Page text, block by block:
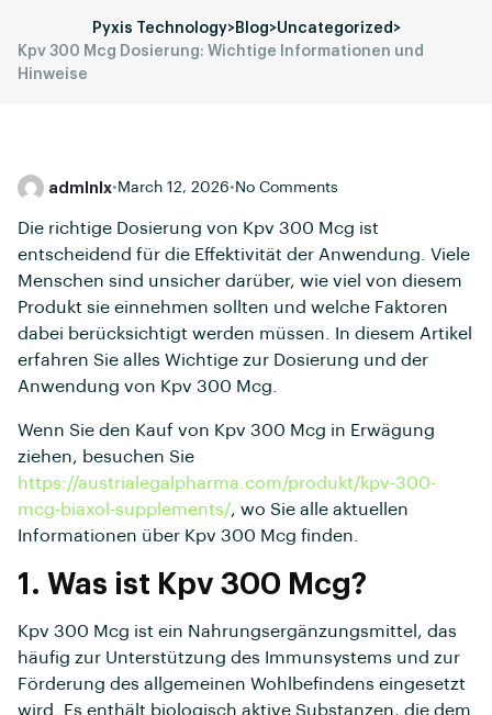
Pyxis Technology>Blog>Uncategorized >
Kpv 300 Mcg Dosierung: Wichtige Informationen und
Hinweise
admlnlx• March 12, 2026• No Comments
Die richtige Dosierung von Kpv 300 Mcg ist
entscheidend für die Effektivität der Anwendung. Viele
Menschen sind unsicher darüber, wie viel von diesem
Produkt sie einnehmen sollten und welche Faktoren
dabei berücksichtigt werden müssen. In diesem Artikel
erfahren Sie alles Wichtige zur Dosierung und der
Anwendung von Kpv 300 Mcg.
Wenn Sie den Kauf von Kpv 300 Mcg in Erwägung
ziehen, besuchen Sie
https://austrialegalpharma.com/produkt/kpv-300-
mcg-biaxol-supplements/, wo Sie alle aktuellen
Informationen über Kpv 300 Mcg finden.
1. Was ist Kpv 300 Mcg?
Kpv 300 Mcg ist ein Nahrungsergänzungsmittel, das
häufig zur Unterstützung des Immunsystems und zur
Förderung des allgemeinen Wohlbefindens eingesetzt
wird. Es enthält biologisch aktive Substanzen, die dem